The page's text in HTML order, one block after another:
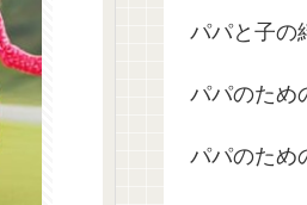
パパと子の
パパのため
パパのため